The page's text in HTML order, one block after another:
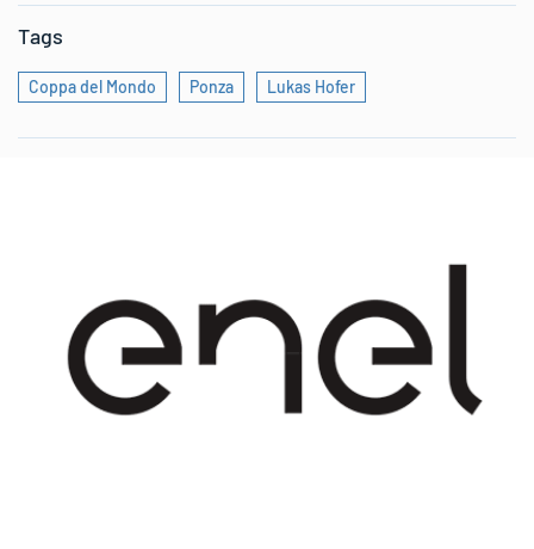
Tags
Coppa del Mondo Ponza Lukas Hofer